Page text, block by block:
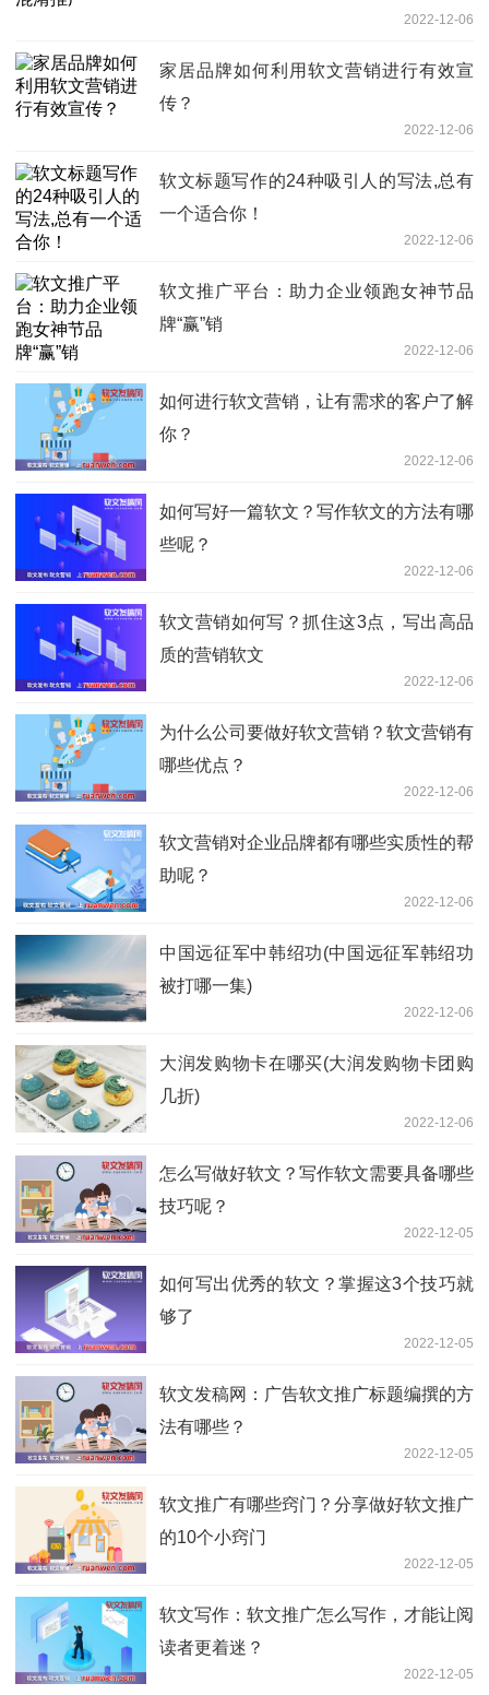
2022-12-06
家居品牌如何利用软文营销进行有效宣
传？
2022-12-06
软文标题写作的24种吸引人的写法,总有
一个适合你！
2022-12-06
软文推广平台：助力企业领跑女神节品
牌“赢”销
2022-12-06
如何进行软文营销，让有需求的客户了解
你？
2022-12-06
如何写好一篇软文？写作软文的方法有哪
些呢？
2022-12-06
软文营销如何写？抓住这3点，写出高品
质的营销软文
2022-12-06
为什么公司要做好软文营销？软文营销有
哪些优点？
2022-12-06
软文营销对企业品牌都有哪些实质性的帮
助呢？
2022-12-06
中国远征军中韩绍功(中国远征军韩绍功
被打哪一集)
2022-12-06
大润发购物卡在哪买(大润发购物卡团购
几折)
2022-12-06
怎么写做好软文？写作软文需要具备哪些
技巧呢？
2022-12-05
如何写出优秀的软文？掌握这3个技巧就
够了
2022-12-05
软文发稿网：广告软文推广标题编撰的方
法有哪些？
2022-12-05
软文推广有哪些窍门？分享做好软文推广
的10个小窍门
2022-12-05
软文写作：软文推广怎么写作，才能让阅
读者更着迷？
2022-12-05